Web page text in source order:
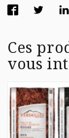
Ces
vous